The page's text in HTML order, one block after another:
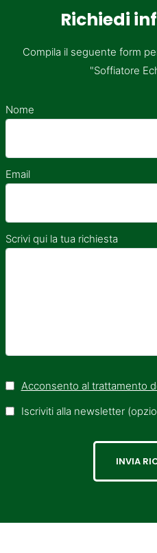
Richiedi
Compila il seguente form
"Soffiatore
Nome
Email
Scrivi qui la tua richiesta
Acconsento al trattamento
Iscriviti alla newsletter
INVIA